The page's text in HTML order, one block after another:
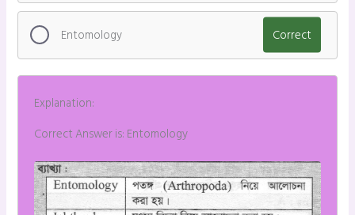
Entomology Correct
Explanation:
Correct Answer is: Entomology